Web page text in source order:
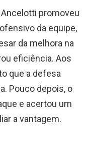
promoveu
da equipe,
da melhora na
eficiência. Aos
que a defesa
Pouco depois, o
e acertou um
a vantagem.